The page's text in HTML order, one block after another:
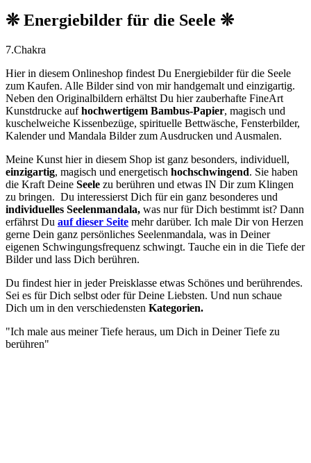
❊ Energiebilder für die Seele ❊
7.Chakra
Hier in diesem Onlineshop findest Du Energiebilder für die Seele
zum Kaufen. Alle Bilder sind von mir handgemalt und einzigartig.
Neben den Originalbildern erhältst Du hier zauberhafte FineArt
Kunstdrucke aufhochwertigem Bambus-Papier, magisch und
kuschelweiche Kissenbezüge, spirituelle Bettwäsche, Fensterbilder,
Kalender und Mandala Bilder zum Ausdrucken und Ausmalen.
Meine Kunst hier in diesem Shop ist ganz besonders, individuell,
einzigartig, magisch und energetisch hochschwingend. Sie haben
die Kraft Deine Seele zu berühren und etwas IN Dir zum Klingen
zu bringen. Du interessierst Dich für ein ganz besonderes und
individuelles Seelenmandala, was nur für Dich bestimmt ist? Dann
erfährst Du auf dieser Seite mehr darüber. Ich male Dir von Herzen
gerne Dein ganz persönliches Seelenmandala, was in Deiner
eigenen Schwingungsfrequenz schwingt. Tauche ein in die Tiefe der
Bilder und lass Dich berühren.
Du findest hier in jeder Preisklasse etwas Schönes und berührendes.
Sei es für Dich selbst oder für Deine Liebsten. Und nun schaue
Dich um in den verschiedensten Kategorien.
"Ich male aus meiner Tiefe heraus, um Dich in Deiner Tiefe zu
berühren"